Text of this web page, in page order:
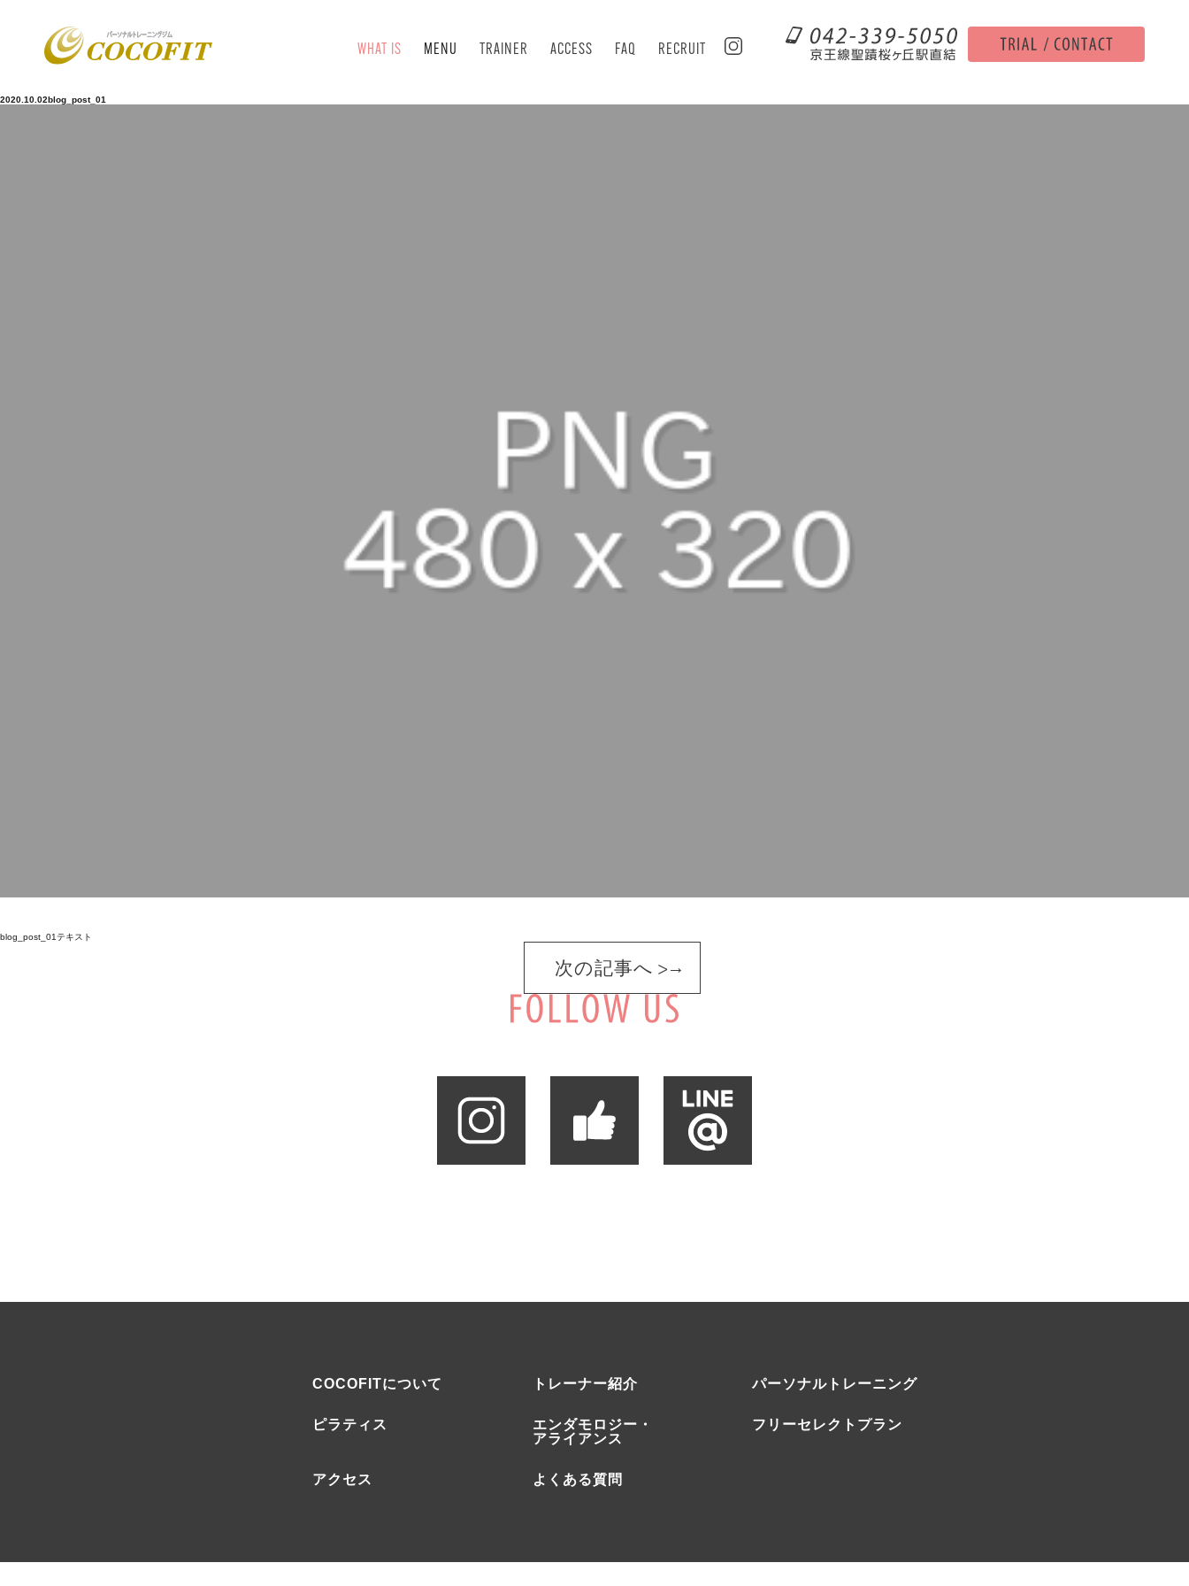
WHAT IS MENU TRAINER ACCESS FAQ RECRUIT
2020.10.02blog_post_01
blog_post_01テキスト
次の記事へ >
COCOFITについて トレーナー紹介 パーソナルトレーニング
ピラティス
エンダモロジー・
アライアンス
フリーセレクトプラン
アクセス よくある質問